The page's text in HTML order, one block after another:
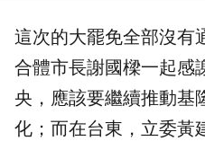
這次的大罷免全部沒有
合體市長謝國樑一起感
央，應該要繼續推動基
化；而在台東，立委黃